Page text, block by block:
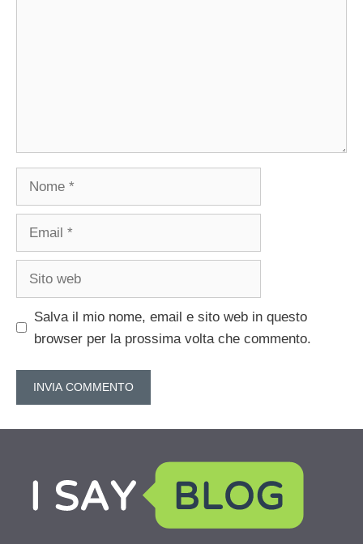
Salva il mio nome, email e sito web in questo
browser per la prossima volta che commento.